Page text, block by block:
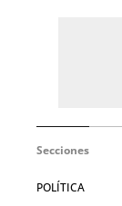
Secciones
POLÍTICA